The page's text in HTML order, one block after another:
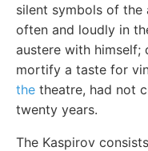
silent symbols of
often and loudly in
austere with himself;
mortify a taste for
the theatre, had not
twenty years.
The Kaspirov